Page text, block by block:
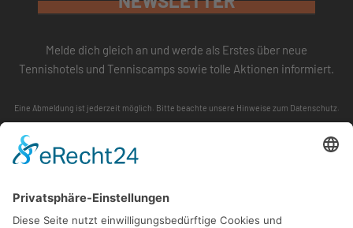
Melde dich gleich an und werde als Erstes über neue
Tennishotels und Tenniscamps sowie tolle Aktionen informiert.
Eine Abmeldung ist jederzeit möglich. Bitte beachte unsere Hinweise zum Datenschutz.